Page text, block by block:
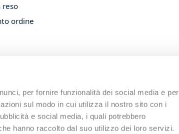
per fornire funzionalità dei social media e per
sul modo in cui utilizza il nostro sito con i
e social media, i quali potrebbero
hanno raccolto dal suo utilizzo dei loro servizi.
reso
ordine